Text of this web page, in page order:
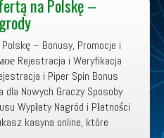
na Polskę –
– Bonusy, Promocje i
Rejestracja i Weryfikacja
i Piper Spin Bonus
Nowych Graczy Sposoby
Wypłaty Nagród i Płatności
kasyna online, które